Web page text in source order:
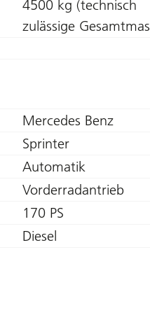
4500 kg (technisch
zulässige
Mercedes Benz
Sprinter
Automatik
Vorderradantrieb
170 PS
Diesel